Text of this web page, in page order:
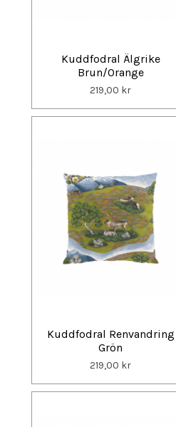
Kuddfodral Älgrike
Brun/Orange
219,00 kr
Kuddfodral Renvandring
Grön
219,00 kr